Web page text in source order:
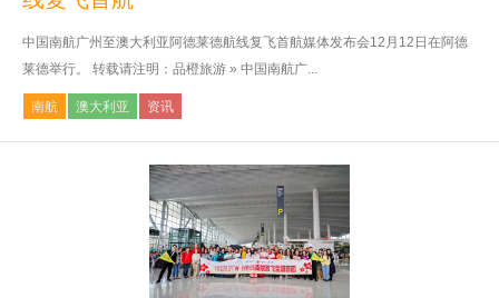
中国南航广州至澳大利亚阿德莱德航线复飞首航媒体发布会12月12日在阿德
莱德举行。 转载请注明：品橙旅游 » 中国南航广...
南航 澳大利亚 资讯